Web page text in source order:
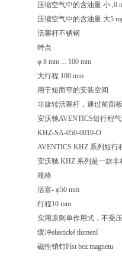
压缩空气中的含油量 小.,0
压缩空气中的含油量 大5
活塞杆不锈钢
特点
φ 8 mm ... 100 mm
大行程 100 mm
用于短而窄的安装空间
非旋转活塞杆，通过前面
安沃驰AVENTICS短行程
KHZ-SA-050-0010-O
AVENTICS KHZ 系列短行
安沃驰 KHZ 系列是一款
规格
活塞- φ50 mm
行程10 mm
实用原则单作用式，不受
缓冲elastické tlumení
磁性销钉Píst bez magnetu